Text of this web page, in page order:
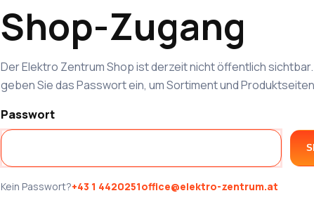
Shop-Zugang
Der Elektro Zentrum Shop ist derzeit nicht öffentlich
geben Sie das Passwort ein, um Sortiment und
Passwort
Kein Passwort?+43 1 4420251office@elektro-zentrum.at